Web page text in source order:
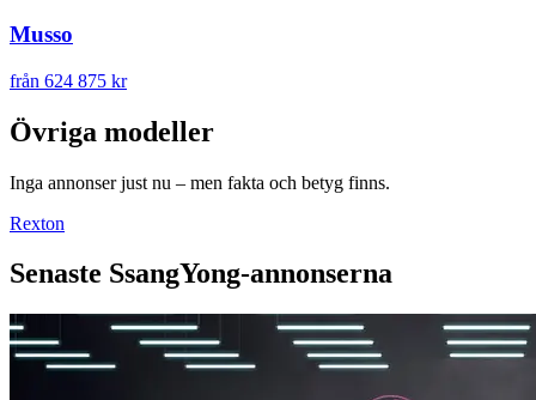
Musso
från 624 875 kr
Övriga modeller
Inga annonser just nu – men fakta och betyg finns.
Rexton
Senaste SsangYong-annonserna